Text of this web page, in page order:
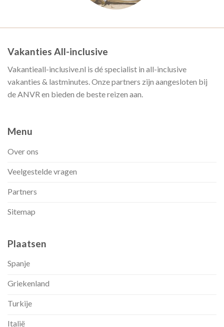
Vakanties All-inclusive
Vakantieall-inclusive.nl is dé specialist in all-inclusive
vakanties & lastminutes. Onze partners zijn aangesloten bij
de ANVR en bieden de beste reizen aan.
Menu
Over ons
Veelgestelde vragen
Partners
Sitemap
Plaatsen
Spanje
Griekenland
Turkije
Italië